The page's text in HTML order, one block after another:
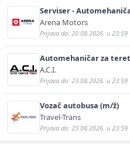
Serviser -
Arena Motors
Prijava do: 20.08.2026. u 23:59
Automehaničar za
A.C.I.
Prijava do: 23.08.2026. u 23:59
Vozač autobusa (m/ž)
Travel-Trans
Prijava do: 23.08.2026. u 23:59